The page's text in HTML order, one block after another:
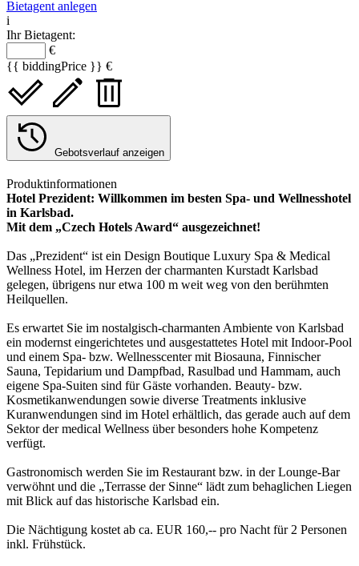
Bietagent anlegen
i
Ihr Bietagent:
€
{{ biddingPrice }} €
Gebotsverlauf anzeigen
Produktinformationen
Hotel Prezident: Willkommen im besten Spa- und Wellnesshotel
in Karlsbad.
Mit dem „Czech Hotels Award“ ausgezeichnet!
Das „Prezident“ ist ein Design Boutique Luxury Spa & Medical
Wellness Hotel, im Herzen der charmanten Kurstadt Karlsbad
gelegen, übrigens nur etwa 100 m weit weg von den berühmten
Heilquellen.
Es erwartet Sie im nostalgisch-charmanten Ambiente von Karlsbad
ein modernst eingerichtetes und ausgestattetes Hotel mit Indoor-Pool
und einem Spa- bzw. Wellnesscenter mit Biosauna, Finnischer
Sauna, Tepidarium und Dampfbad, Rasulbad und Hammam, auch
eigene Spa-Suiten sind für Gäste vorhanden. Beauty- bzw.
Kosmetikanwendungen sowie diverse Treatments inklusive
Kuranwendungen sind im Hotel erhältlich, das gerade auch auf dem
Sektor der medical Wellness über besonders hohe Kompetenz
verfügt.
Gastronomisch werden Sie im Restaurant bzw. in der Lounge-Bar
verwöhnt und die „Terrasse der Sinne“ lädt zum behaglichen Liegen
mit Blick auf das historische Karlsbad ein.
Die Nächtigung kostet ab ca. EUR 160,-- pro Nacht für 2 Personen
inkl. Frühstück.